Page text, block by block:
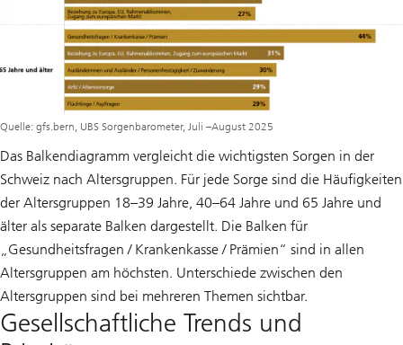
Quelle: gfs.bern, UBS Sorgenbarometer, Juli –August 2025
Das Balkendiagramm vergleicht die wichtigsten Sorgen in der
Schweiz nach Altersgruppen. Für jede Sorge sind die Häufigkeiten
der Altersgruppen 18–39 Jahre, 40–64 Jahre und 65 Jahre und
älter als separate Balken dargestellt. Die Balken für
„Gesundheitsfragen / Krankenkasse / Prämien“ sind in allen
Altersgruppen am höchsten. Unterschiede zwischen den
Altersgruppen sind bei mehreren Themen sichtbar.
Gesellschaftliche Trends und